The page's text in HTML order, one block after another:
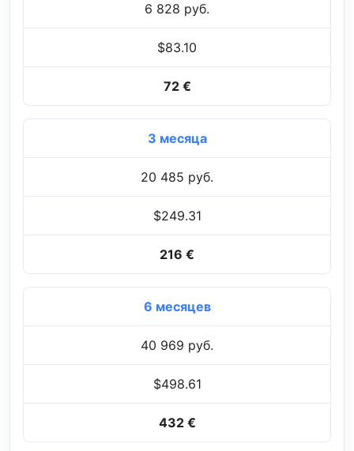
6 828 руб.
$83.10
72 €
3 месяца
20 485 руб.
$249.31
216 €
6 месяцев
40 969 руб.
$498.61
432 €